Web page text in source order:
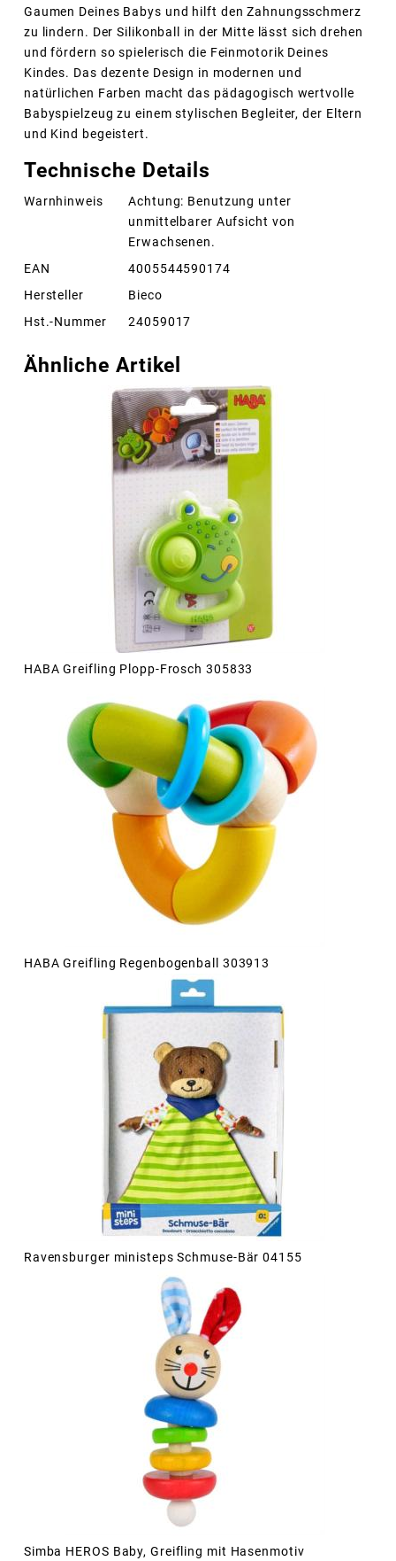
Gaumen Deines Babys und hilft den Zahnungsschmerz
zu lindern. Der Silikonball in der Mitte lässt sich drehen
und fördern so spielerisch die Feinmotorik Deines
Kindes. Das dezente Design in modernen und
natürlichen Farben macht das pädagogisch wertvolle
Babyspielzeug zu einem stylischen Begleiter, der Eltern
und Kind begeistert.
Technische Details
Warnhinweis
Achtung: Benutzung unter
unmittelbarer Aufsicht von
Erwachsenen.
EAN
4005544590174
Hersteller
Bieco
Hst.-Nummer
24059017
Ähnliche Artikel
HABA Greifling Plopp-Frosch 305833
HABA Greifling Regenbogenball 303913
Ravensburger ministeps Schmuse-Bär 04155
Simba HEROS Baby, Greifling mit Hasenmotiv